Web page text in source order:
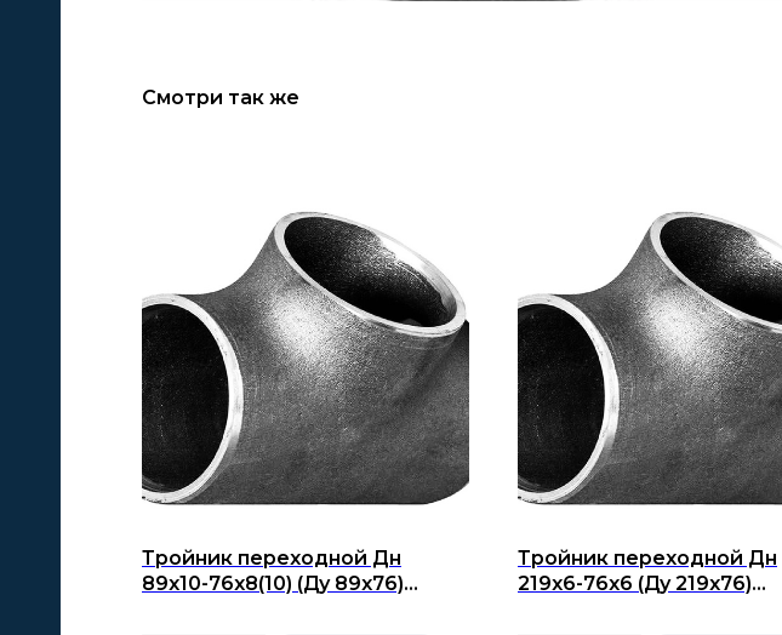
Смотри так же
Тройник переходной Дн
89x10-76x8(10) (Ду 89x76)
Тройник переходной Дн
219x6-76x6 (Ду 219x76)